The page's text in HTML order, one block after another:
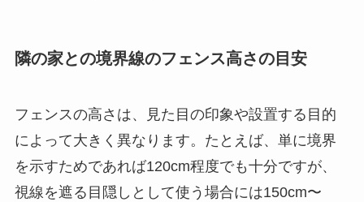
隣の家との境界線のフェンス高さの目安
フェンスの高さは、見た目の印象や設置する目的
によって大きく異なります。たとえば、単に境界
を示すためであれば120cm程度でも十分ですが、
視線を遮る目隠しとして使う場合には150cm〜